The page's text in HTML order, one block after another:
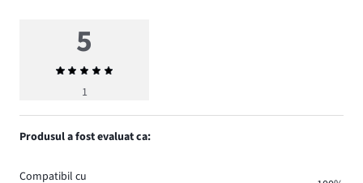
5
Evaluarea
medie
1
Produsul a fost evaluat ca:
Compatibil cu